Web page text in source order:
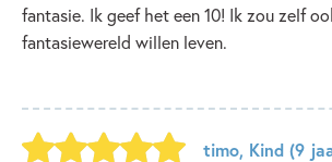
fantasie. Ik geef het een 10! Ik zou zelf
fantasiewereld willen leven.
timo, Kind (9